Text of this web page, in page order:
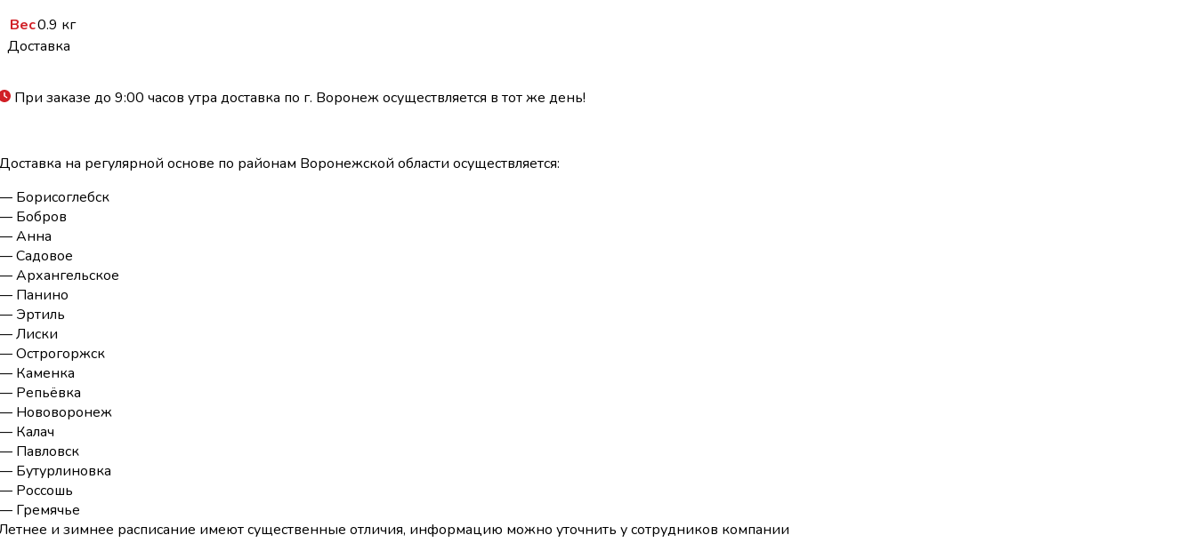
Вес0.9 кг
Доставка
При заказе до 9:00 часов утра доставка по г. Воронеж осуществляется в тот же день!
на регулярной основе по районам Воронежской области осуществляется:
Борисоглебск
Бобров
Анна
Садовое
Архангельское
Панино
Эртиль
Лиски
Острогоржск
Каменка
Репьёвка
Нововоронеж
Калач
Павловск
Бутурлиновка
Россошь
Гремячье
и зимнее расписание имеют существенные отличия, информацию можно уточнить у сотрудников компании